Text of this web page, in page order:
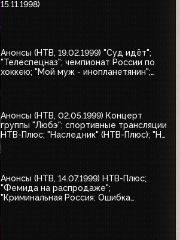
15.11.1998)
Анонсы (НТВ, 19.02.1999) "Суд идёт";
"Телеспецназ"; чемпионат России по
хоккею; "Мой муж - инопланетянин";
Анонсы (НТВ, 02.05.1999) Концерт
группы "Любэ"; спортивные трансляции
НТВ-Плюс; "Наследник" (НТВ-Плюс); "Не
Анонсы (НТВ, 14.07.1999) НТВ-Плюс;
"Фемида на распродаже";
"Криминальная Россия: Ошибка